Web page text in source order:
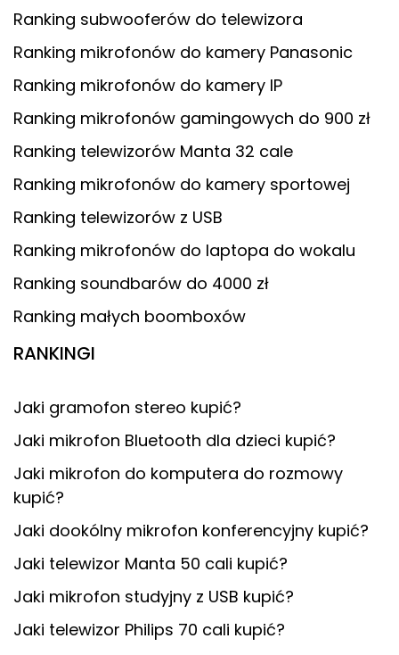
Ranking subwooferów do telewizora
Ranking mikrofonów do kamery Panasonic
Ranking mikrofonów do kamery IP
Ranking mikrofonów gamingowych do 900 zł
Ranking telewizorów Manta 32 cale
Ranking mikrofonów do kamery sportowej
Ranking telewizorów z USB
Ranking mikrofonów do laptopa do wokalu
Ranking soundbarów do 4000 zł
Ranking małych boomboxów
RANKINGI
Jaki gramofon stereo kupić?
Jaki mikrofon Bluetooth dla dzieci kupić?
Jaki mikrofon do komputera do rozmowy
kupić?
Jaki dookólny mikrofon konferencyjny kupić?
Jaki telewizor Manta 50 cali kupić?
Jaki mikrofon studyjny z USB kupić?
Jaki telewizor Philips 70 cali kupić?